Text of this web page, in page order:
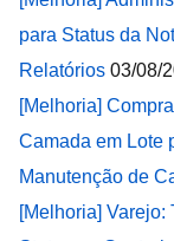
para Status da
Relatórios 03/08/
[Melhoria]
Camada em Lote
Manutenção de
[Melhoria] Varejo: